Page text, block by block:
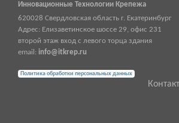
Инновационные Технологии Крепежа
620028 Свердловская область г. Екатеринбург
Адрес: Елизаветинское шоссе 29, офис 231
второй этаж вход с левого торца здания
email: info@itkrep.ru
Политика обработки персональных данных